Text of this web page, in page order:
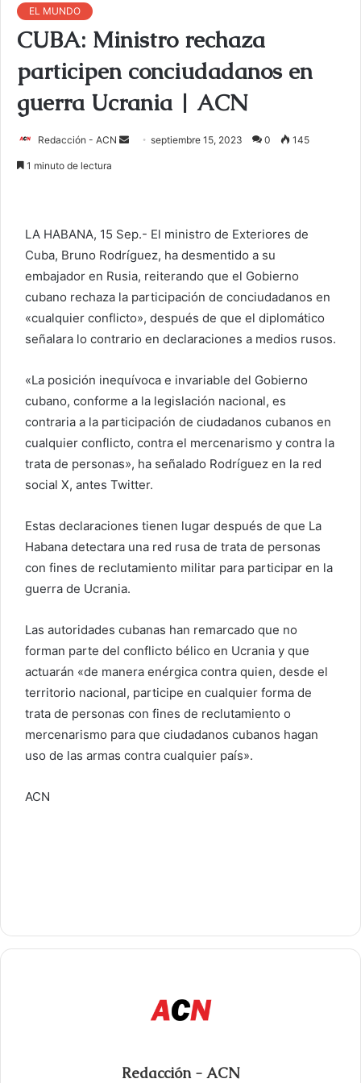
EL MUNDO
CUBA: Ministro rechaza
participen conciudadanos en
guerra Ucrania | ACN
Redacción - ACN
r
u
n
c
o
r
e
l
e
c
t
ó
n
i
septiembre 15, 2023 0 145
1 minuto de lectura
LA HABANA, 15 Sep.- El ministro de Exteriores de
Cuba, Bruno Rodríguez, ha desmentido a su
embajador en Rusia, reiterando que el Gobierno
cubano rechaza la participación de conciudadanos en
«cualquier conflicto», después de que el diplomático
señalara lo contrario en declaraciones a medios rusos.
«La posición inequívoca e invariable del Gobierno
cubano, conforme a la legislación nacional, es
contraria a la participación de ciudadanos cubanos en
cualquier conflicto, contra el mercenarismo y contra la
trata de personas», ha señalado Rodríguez en la red
social X, antes Twitter.
Estas declaraciones tienen lugar después de que La
Habana detectara una red rusa de trata de personas
con fines de reclutamiento militar para participar en la
guerra de Ucrania.
Las autoridades cubanas han remarcado que no
forman parte del conflicto bélico en Ucrania y que
actuarán «de manera enérgica contra quien, desde el
territorio nacional, participe en cualquier forma de
trata de personas con fines de reclutamiento o
mercenarismo para que ciudadanos cubanos hagan
uso de las armas contra cualquier país».
ACN
Redacción - ACN